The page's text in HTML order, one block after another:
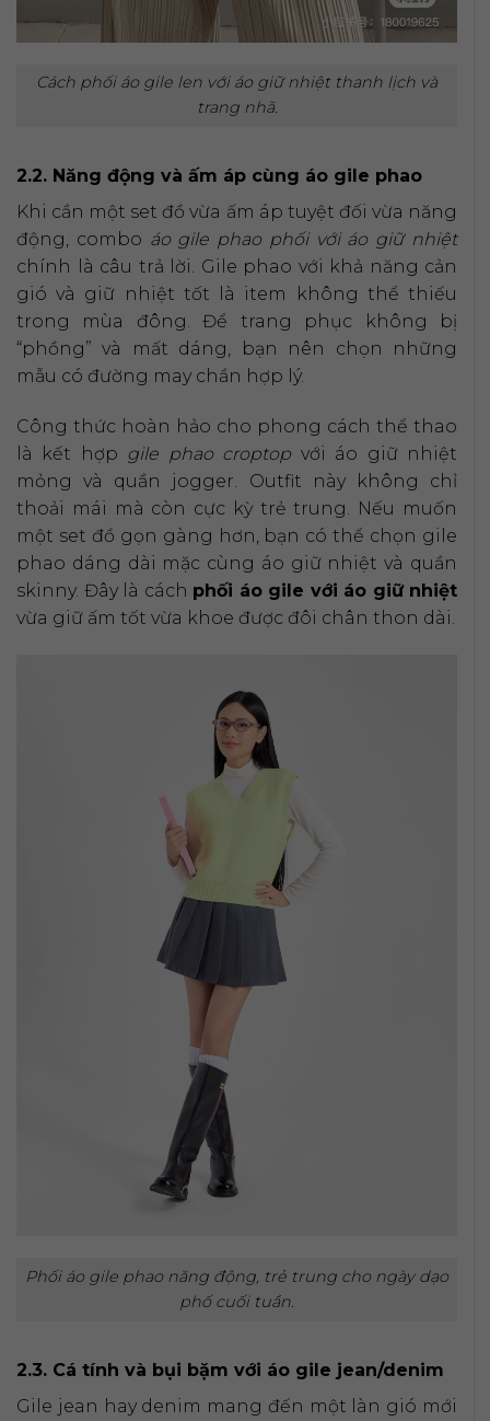
Cách phối áo gile len với áo giữ nhiệt thanh lịch và
trang nhã.
2.2. Năng động và ấm áp cùng áo gile phao
Khi cần một set đồ vừa ấm áp tuyệt đối vừa năng
động, combo áo gile phao phối với áo giữ nhiệt
chính là câu trả lời. Gile phao với khả năng cản
gió và giữ nhiệt tốt là item không thể thiếu
trong mùa đông. Để trang phục không bị
“phồng” và mất dáng, bạn nên chọn những
mẫu có đường may chần hợp lý.
Công thức hoàn hảo cho phong cách thể thao
là kết hợp gile phao croptop với áo giữ nhiệt
mỏng và quần jogger. Outfit này không chỉ
thoải mái mà còn cực kỳ trẻ trung. Nếu muốn
một set đồ gọn gàng hơn, bạn có thể chọn gile
phao dáng dài mặc cùng áo giữ nhiệt và quần
skinny. Đây là cách phối áo gile với áo giữ nhiệt
vừa giữ ấm tốt vừa khoe được đôi chân thon dài.
Phối áo gile phao năng động, trẻ trung cho ngày dạo
phố cuối tuần.
2.3. Cá tính và bụi bặm với áo gile jean/denim
Gile jean hay denim mang đến một làn gió mới